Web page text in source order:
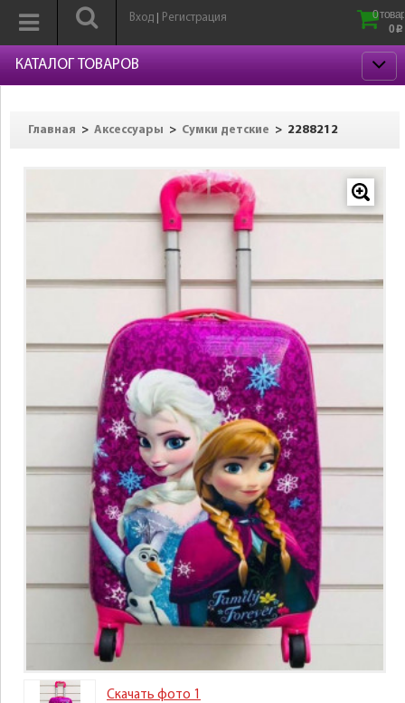
Вход Регистрация
0
0 p
КАТАЛОГ ТОВАРОВ
Главная > Аксессуары > Сумки детские > 2288212
Скачать фото 1